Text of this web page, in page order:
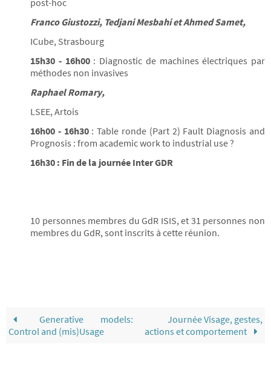
post-hoc
Franco Giustozzi, Tedjani Mesbahi et Ahmed Samet,
ICube, Strasbourg
15h30 - 16h00: Diagnostic de machines électriques par
méthodes non invasives
Raphael Romary,
LSEE, Artois
16h00 - 16h30: Table ronde (Part 2) Fault Diagnosis and
Prognosis : from academic work to industrial use ?
16h30 : Fin de la journée Inter GDR
10 personnes membres du GdR ISIS, et 31 personnes non
membres du GdR, sont inscrits à cette réunion.
Generative models:
Control and (mis)Usage
Journée Visage, gestes,
actions et comportement